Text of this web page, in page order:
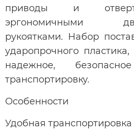
приводы и
эргономичными
рукоятками. Набор
ударопрочного
надежное,
транспортировку.
Особенности
Удобная транспортировка